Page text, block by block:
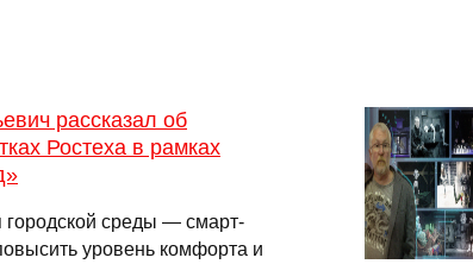
рассказал об
Ростеха в рамках
среды — смарт-
уровень комфорта и